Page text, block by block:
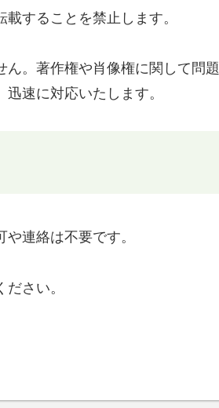
することを禁止します。
。著作権や肖像権に関して問題
速に対応いたします。
連絡は不要です。
さい。